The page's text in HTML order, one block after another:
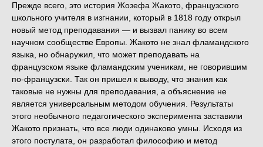
Прежде всего, это история Жозефа Жакото, французского
школьного учителя в изгнании, который в 1818 году открыл
новый метод преподавания — и вызвал панику во всем
научном сообществе Европы. Жакото не знал фламандского
языка, но обнаружил, что может преподавать на
французском языке фламандским ученикам, не говорившим
по-французски. Так он пришел к выводу, что знания как
таковые не нужны для преподавания, а объяснение не
является универсальным методом обучения. Результаты
этого необычного педагогического эксперимента заставили
Жакото признать, что все люди одинаково умны. Исходя из
этого постулата, он разработал философию и метод